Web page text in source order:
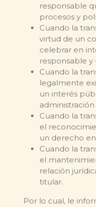
responsable
procesos y
Cuando la
virtud de un
celebrar en
responsable y
Cuando la
legalmente
un interés
administración
Cuando la
el
un derecho
Cuando la
el
relación
titular.
Por lo cual, le